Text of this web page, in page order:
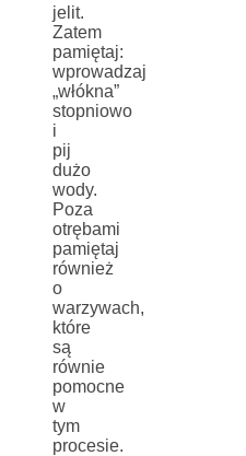
jelit.
Zatem
pamiętaj:
wprowadzaj
„włókna”
stopniowo
i
pij
dużo
wody.
Poza
otrębami
pamiętaj
również
o
warzywach,
które
są
równie
pomocne
w
tym
procesie.